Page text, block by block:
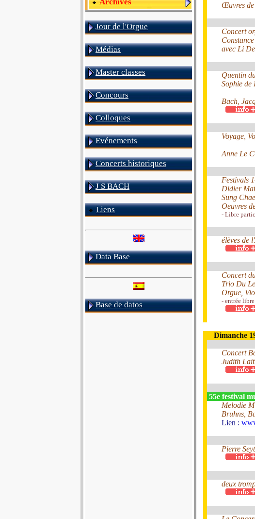
Jour de l'Orgue
Médias
Master classes
Concours
Colloques
Evénements
Concerts historiques
J S BACH
Liens
Data Base
Base de datos
Œuvres de
Concert
avec Li
Quentin
Sophie de
Bach,
Voyage,
Anne Le
Festivals
Didier
Sung
Oeuvres
- Libre
élèves de
Concert
Trio Du
Orgue,
- entrée libre
Dimanche
Concert
Judith
55e festival
Melodie
Bruhns,
Lien :
Pierre
deux